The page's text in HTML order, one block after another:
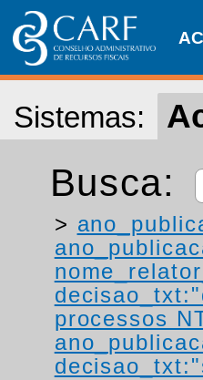
Sistemas:
Busca:
>
processos